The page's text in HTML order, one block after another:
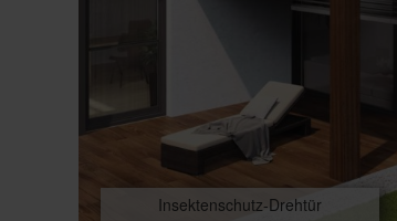
Insektenschutz-Drehtür